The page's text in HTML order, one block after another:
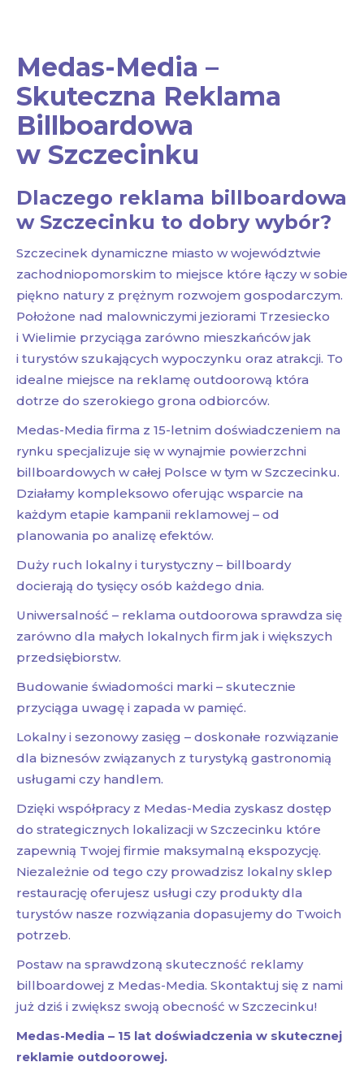
Medas-Media –
Skuteczna Reklama
Billboardowa
w Szczecinku
Dlaczego reklama billboardowa
w Szczecinku to dobry wybór?
Szczecinek dynamiczne miasto w województwie
zachodniopomorskim to miejsce które łączy w sobie
piękno natury z prężnym rozwojem gospodarczym.
Położone nad malowniczymi jeziorami Trzesiecko
i Wielimie przyciąga zarówno mieszkańców jak
i turystów szukających wypoczynku oraz atrakcji. To
idealne miejsce na reklamę outdoorową która
dotrze do szerokiego grona odbiorców.
Medas-Media firma z 15-letnim doświadczeniem na
rynku specjalizuje się w wynajmie powierzchni
billboardowych w całej Polsce w tym w Szczecinku.
Działamy kompleksowo oferując wsparcie na
każdym etapie kampanii reklamowej – od
planowania po analizę efektów.
Duży ruch lokalny i turystyczny – billboardy
docierają do tysięcy osób każdego dnia.
Uniwersalność – reklama outdoorowa sprawdza się
zarówno dla małych lokalnych firm jak i większych
przedsiębiorstw.
Budowanie świadomości marki – skutecznie
przyciąga uwagę i zapada w pamięć.
Lokalny i sezonowy zasięg – doskonałe rozwiązanie
dla biznesów związanych z turystyką gastronomią
usługami czy handlem.
Dzięki współpracy z Medas-Media zyskasz dostęp
do strategicznych lokalizacji w Szczecinku które
zapewnią Twojej firmie maksymalną ekspozycję.
Niezależnie od tego czy prowadzisz lokalny sklep
restaurację oferujesz usługi czy produkty dla
turystów nasze rozwiązania dopasujemy do Twoich
potrzeb.
Postaw na sprawdzoną skuteczność reklamy
billboardowej z Medas-Media. Skontaktuj się z nami
już dziś i zwiększ swoją obecność w Szczecinku!
Medas-Media – 15 lat doświadczenia w skutecznej
reklamie outdoorowej.